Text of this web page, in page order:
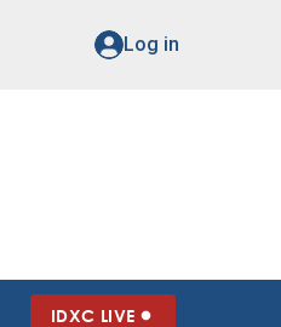
Log in
IDXC LIVE